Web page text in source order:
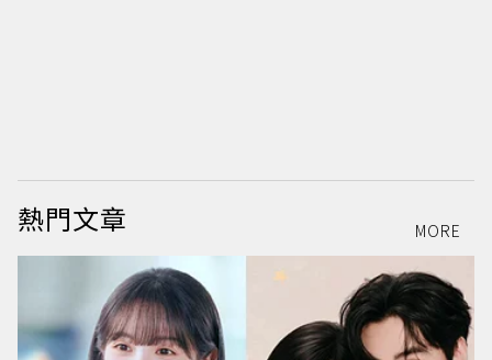
熱門文章 MORE